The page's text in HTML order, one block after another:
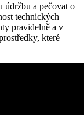
údržbu a pečovat o
technických
pravidelně a v
které